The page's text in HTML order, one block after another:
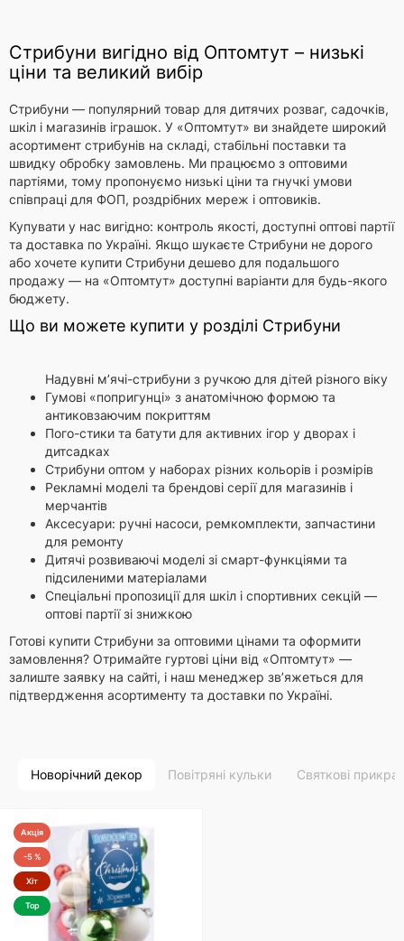
Стрибуни вигідно від Оптомтут – низькі
ціни та великий вибір
Стрибуни — популярний товар для дитячих розваг, садочків,
шкіл і магазинів іграшок. У «Оптомтут» ви знайдете широкий
асортимент стрибунів на складі, стабільні поставки та
швидку обробку замовлень. Ми працюємо з оптовими
партіями, тому пропонуємо низькі ціни та гнучкі умови
співпраці для ФОП, роздрібних мереж і оптовиків.
Купувати у нас вигідно: контроль якості, доступні оптові партії
та доставка по Україні. Якщо шукаєте Стрибуни не дорого
або хочете купити Стрибуни дешево для подальшого
продажу — на «Оптомтут» доступні варіанти для будь-якого
бюджету.
Що ви можете купити у розділі Стрибуни
Надувні м’ячі-стрибуни з ручкою для дітей різного віку
Гумові «попригунці» з анатомічною формою та
антиковзаючим покриттям
Пого-стики та батути для активних ігор у дворах і
дитсадках
Стрибуни оптом у наборах різних кольорів і розмірів
Рекламні моделі та брендові серії для магазинів і
мерчантів
Аксесуари: ручні насоси, ремкомплекти, запчастини
для ремонту
Дитячі розвиваючі моделі зі смарт-функціями та
підсиленими матеріалами
Спеціальні пропозиції для шкіл і спортивних секцій —
оптові партії зі знижкою
Готові купити Стрибуни за оптовими цінами та оформити
замовлення? Отримайте гуртові ціни від «Оптомтут» —
залиште заявку на сайті, і наш менеджер зв’яжеться для
підтвердження асортименту та доставки по Україні.
Новорічний декор Повітряні кульки Святкові
Акція
-5 %
Хіт
Top